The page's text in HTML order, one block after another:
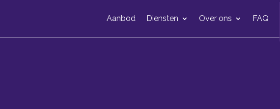
Aanbod Diensten Over ons FAQ